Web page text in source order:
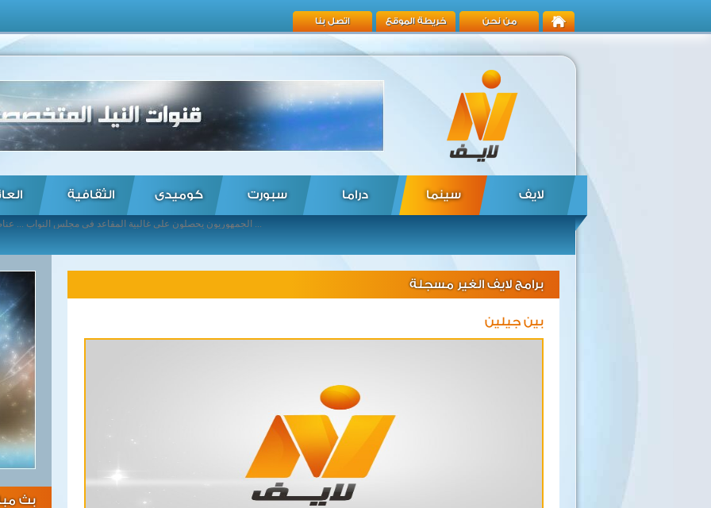
من نحن خريطة الموقع اتصل بنا
لايف سينما دراما سبورت كوميدى الثقافية
برامج لايف الغير مسجلة
بين جيلين
بث